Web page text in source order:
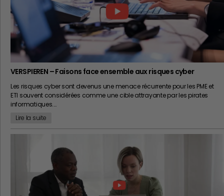
VERSPIEREN – Faisons face ensemble aux risques cyber
Les risques cyber sont devenus une menace récurrente pour les PME et
ETI souvent considérées comme une cible attrayante par les pirates
informatiques.…
Lire la suite